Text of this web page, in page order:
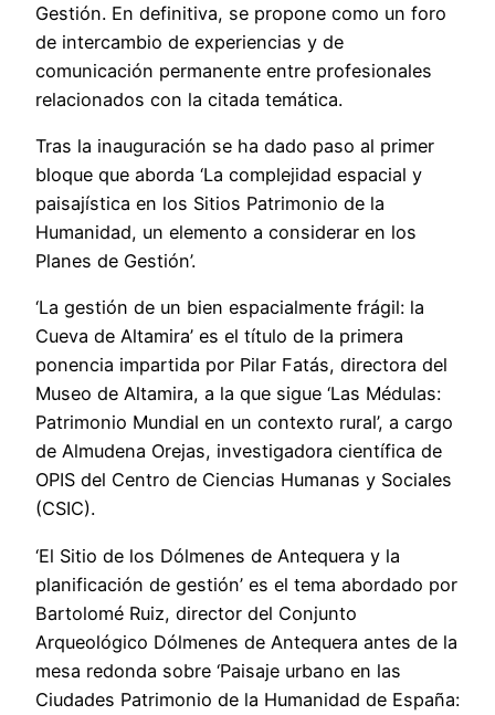
Gestión. En definitiva, se propone como un foro
de intercambio de experiencias y de
comunicación permanente entre profesionales
relacionados con la citada temática.
Tras la inauguración se ha dado paso al primer
bloque que aborda ‘La complejidad espacial y
paisajística en los Sitios Patrimonio de la
Humanidad, un elemento a considerar en los
Planes de Gestión’.
‘La gestión de un bien espacialmente frágil: la
Cueva de Altamira’ es el título de la primera
ponencia impartida por Pilar Fatás, directora del
Museo de Altamira, a la que sigue ‘Las Médulas:
Patrimonio Mundial en un contexto rural’, a cargo
de Almudena Orejas, investigadora científica de
OPIS del Centro de Ciencias Humanas y Sociales
(CSIC).
‘El Sitio de los Dólmenes de Antequera y la
planificación de gestión’ es el tema abordado por
Bartolomé Ruiz, director del Conjunto
Arqueológico Dólmenes de Antequera antes de la
mesa redonda sobre ‘Paisaje urbano en las
Ciudades Patrimonio de la Humanidad de España: